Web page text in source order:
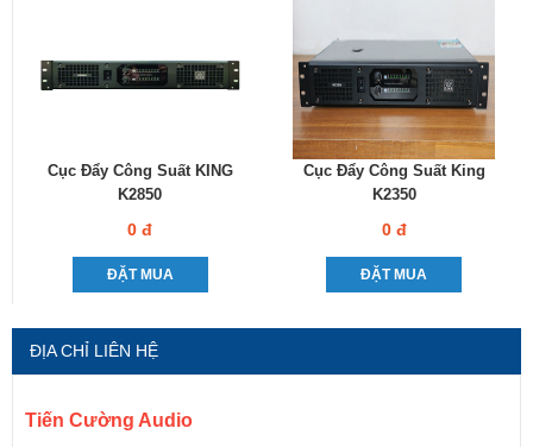
Cục Đẩy Công Suất KING
K2850
0 đ
ĐẶT MUA
Cục Đẩy Công Suất King
K2350
0 đ
ĐẶT MUA
ĐỊA CHỈ LIÊN HỆ
Tiến Cường Audio